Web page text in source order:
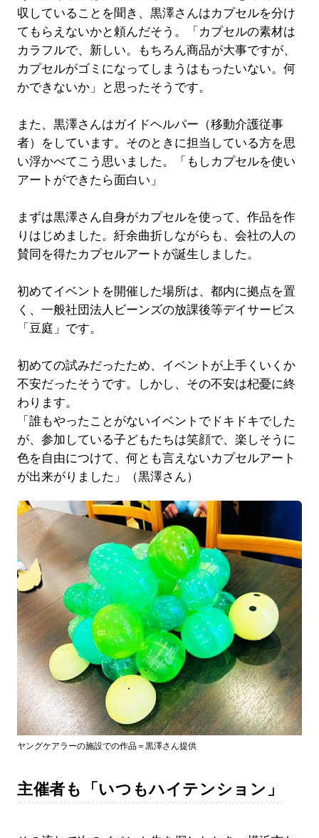
収していることを聞き、黒澤さんはカプセルを分け
てもらえないかと頼んだそう。「カプセルの素材は
カラフルで、新しい。もちろん商品が大事ですが、
カプセルがゴミになってしまうはもったいない。何
かできないか」と思ったそうです。
また、黒澤さんはガイドヘルパー（移動介護従事
者）をしています。そのときに担当している方を思
い浮かべてこう思いました。「もしカプセルを使い
アートができたら面白い」
まずは黒澤さん自身がカプセルを使って、作品を作
りはじめました。紆余曲折しながらも、会社の人の
賛同を得たカプセルアートが誕生しました。
初めてイベントを開催した場所は、都内に拠点を置
く、一般社団法人ビーンズの放課後等デイサービス
「豆庭」です。
初めての試みだったため、イベントが上手くいくか
不安だったそうです。しかし、その不安は杞憂に終
わります。
「誰もやったことがないイベントでドキドキでした
が、参加している子どもたちは笑顔で、楽しそうに
色を自由につけて、何とも言えないカプセルアート
が出来がりました」（黒澤さん）
ヤングケアラーの施設での作品＝黒澤さん提供
主催者も「いつもハイテンション」